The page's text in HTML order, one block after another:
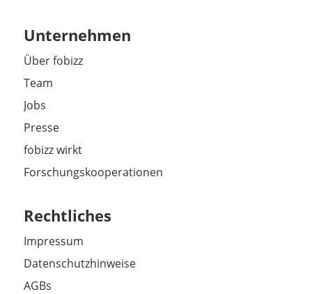
Unternehmen
Über fobizz
Team
Jobs
Presse
fobizz wirkt
Forschungskooperationen
Rechtliches
Impressum
Datenschutzhinweise
AGBs